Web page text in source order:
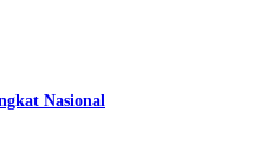
Nasional